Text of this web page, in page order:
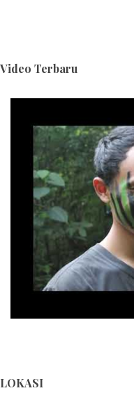
Video Terbaru
LOKASI